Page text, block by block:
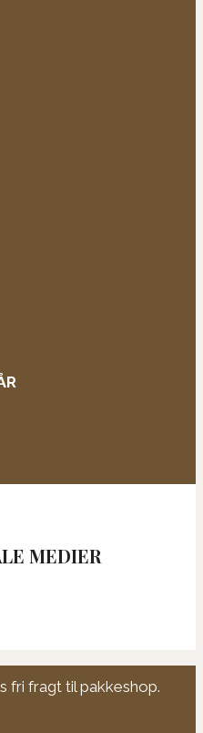
MEDIER
fri fragt til pakkeshop.